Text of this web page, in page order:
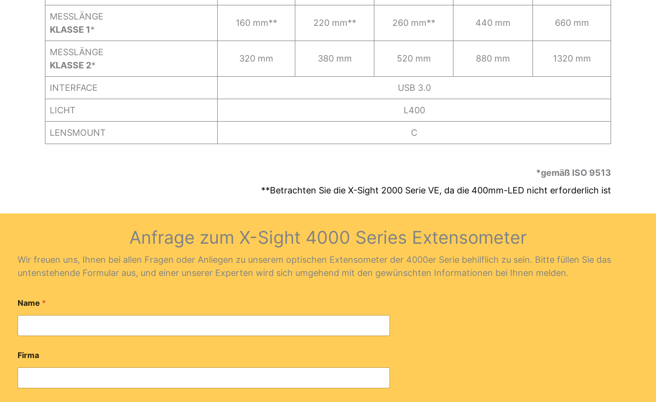
MESSLÄNGE
KLASSE 1*
160 mm** 220 mm** 260 mm** 440 mm 660 mm
MESSLÄNGE
KLASSE 2*
320 mm 380 mm 520 mm 880 mm 1320 mm
INTERFACE USB 3.0
LICHT L400
LENSMOUNT C
*gemäß ISO 9513
**Betrachten Sie die X-Sight 2000 Serie VE, da die 400mm-LED nicht erforderlich ist
Anfrage zum X-Sight 4000 Series Extensometer
Wir freuen uns, Ihnen bei allen Fragen oder Anliegen zu unserem optischen Extensometer der 4000er Serie behilflich zu sein. Bitte füllen Sie das
untenstehende Formular aus, und einer unserer Experten wird sich umgehend mit den gewünschten Informationen bei Ihnen melden.
Name *
Firma